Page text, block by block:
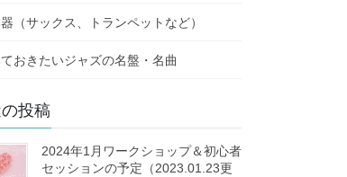
（サックス、トランペットなど）
おきたいジャズの名盤・名曲
投稿
2024年1月ワークショップ＆初心者
セッションの予定（2023.01.23更